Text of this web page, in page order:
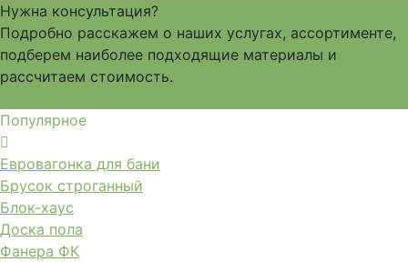
Нужна консультация?
Подробно расскажем о наших услугах, ассортименте,
подберем наиболее подходящие материалы и
рассчитаем стоимость.
Популярное
Евровагонка для бани
Брусок строганный
Блок-хаус
Доска пола
Фанера ФК